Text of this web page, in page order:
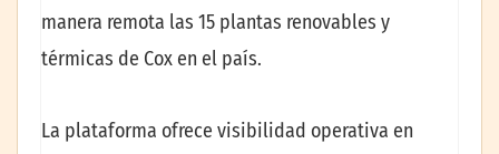
manera remota las 15 plantas renovables y
térmicas de Cox en el país.
La plataforma ofrece visibilidad operativa en